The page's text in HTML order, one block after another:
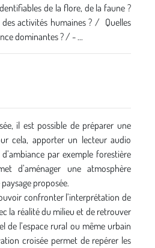
de la flore, de la faune ?
activités humaines ? / Quelles
dominantes ? / - ...
il est possible de préparer une
cela, apporter un lecteur audio
par exemple forestière
d’aménager une atmosphère
proposée.
confronter l’interprétation de
la réalité du milieu et de retrouver
de l’espace rural ou même urbain
croisée permet de repérer les